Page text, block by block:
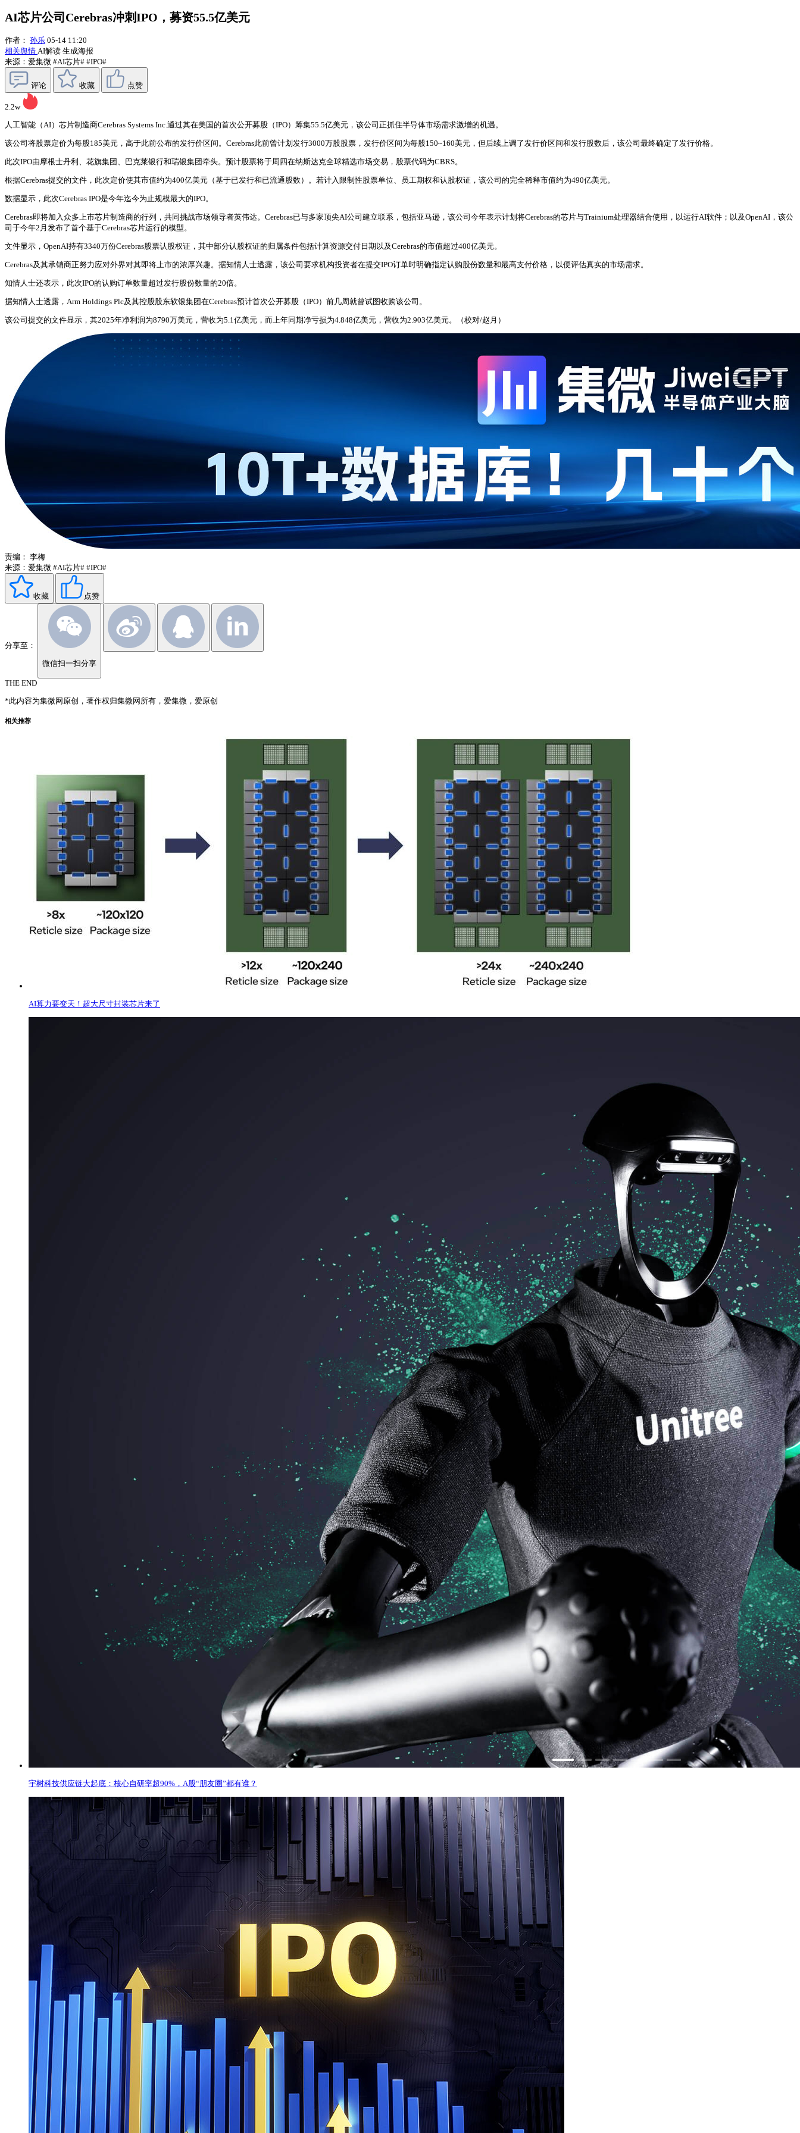
AI芯片公司Cerebras冲刺IPO，募资55.5亿美元
作者： 孙乐 05-14 11:20
相关舆情 AI解读 生成海报
来源：爱集微 #AI芯片# #IPO#
评论 收藏 点赞
2.2w
人工智能（AI）芯片制造商Cerebras Systems Inc.通过其在美国的首次公开募股（IPO）筹集55.5亿美元，该公司正抓住半导体市场需求激增的机遇。
该公司将股票定价为每股185美元，高于此前公布的发行价区间。Cerebras此前曾计划发行3000万股股票，发行价区间为每股150~160美元，但后续上调了发行价区间和发行股数后，该公司最终确定了发行价格。
此次IPO由摩根士丹利、花旗集团、巴克莱银行和瑞银集团牵头。预计股票将于周四在纳斯达克全球精选市场交易，股票代码为CBRS。
根据Cerebras提交的文件，此次定价使其市值约为400亿美元（基于已发行和已流通股数）。若计入限制性股票单位、员工期权和认股权证，该公司的完全稀释市值约为490亿美元。
数据显示，此次Cerebras IPO是今年迄今为止规模最大的IPO。
Cerebras即将加入众多上市芯片制造商的行列，共同挑战市场领导者英伟达。Cerebras已与多家顶尖AI公司建立联系，包括亚马逊，该公司今年表示计划将Cerebras的芯片与Trainium处理器结合使用，以运行AI软件；以及OpenAI，该公
司于今年2月发布了首个基于Cerebras芯片运行的模型。
文件显示，OpenAI持有3340万份Cerebras股票认股权证，其中部分认股权证的归属条件包括计算资源交付日期以及Cerebras的市值超过400亿美元。
Cerebras及其承销商正努力应对外界对其即将上市的浓厚兴趣。据知情人士透露，该公司要求机构投资者在提交IPO订单时明确指定认购股份数量和最高支付价格，以便评估真实的市场需求。
知情人士还表示，此次IPO的认购订单数量超过发行股份数量的20倍。
据知情人士透露，Arm Holdings Plc及其控股股东软银集团在Cerebras预计首次公开募股（IPO）前几周就曾试图收购该公司。
该公司提交的文件显示，其2025年净利润为8790万美元，营收为5.1亿美元，而上年同期净亏损为4.848亿美元，营收为2.903亿美元。（校对/赵月）
责编： 李梅
来源：爱集微 #AI芯片# #IPO#
收藏 点赞
分享至：
微信扫一扫分享
THE END
*此内容为集微网原创，著作权归集微网所有，爱集微，爱原创
相关推荐
AI算力要变天！超大尺寸封装芯片来了
宇树科技供应链大起底：核心自研率超90%，A股“朋友圈”都有谁？